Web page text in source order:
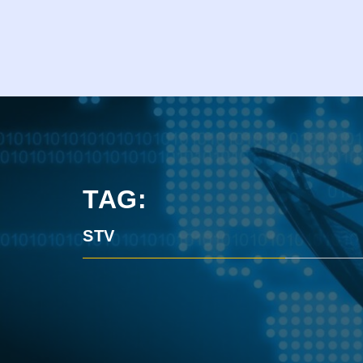
TAG:
STV